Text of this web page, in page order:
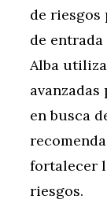
de
de
Alba
avanzadas
en busca
fortalecer
riesgos.